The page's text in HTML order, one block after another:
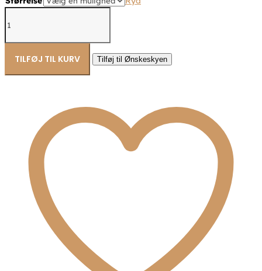
Icons
ring
sølv
53481
antal
TILFØJ TIL KURV Tilføj til Ønskeskyen